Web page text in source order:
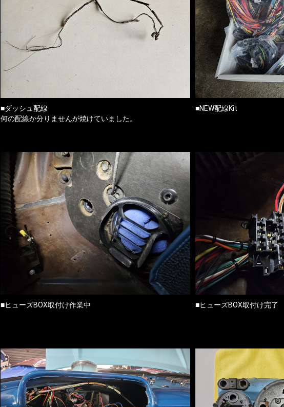
■ダッシュ配線
何の配線か分りませんが焼けていました。
■NEW配線Kit
■ヒューズBOX取付け作業中 ■ヒューズBOX取付け完了